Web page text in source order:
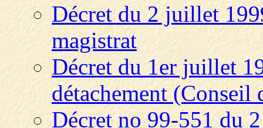
Décret du 2 juillet
magistrat
Décret du 1er juillet
détachement (Conseil
Décret no 99-551 du